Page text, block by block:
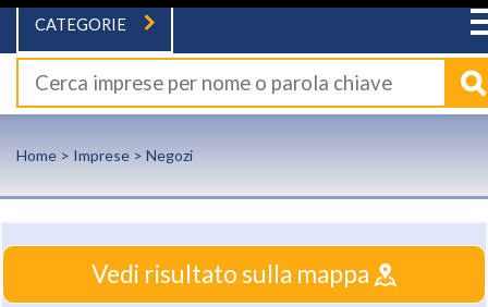
CATEGORIE
Home > Imprese > Negozi
Vedi risultato sulla mappa